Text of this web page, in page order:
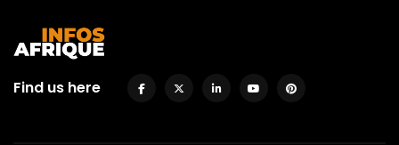
Find us here